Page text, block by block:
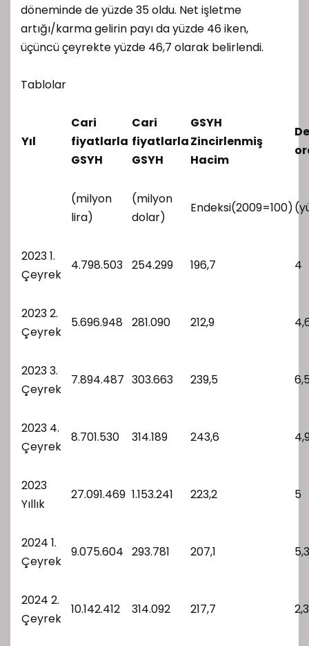
döneminde de yüzde 35 oldu. Net işletme
artığı/karma gelirin payı da yüzde 46 iken,
üçüncü çeyrekte yüzde 46,7 olarak belirlendi.
Tablolar
Yıl
Cari
fiyatlarla
GSYH
Cari
fiyatlarla
GSYH
GSYH
Zincirlenmiş
Hacim
(milyon
lira)
(milyon
dolar)
Endeksi(2009=100)
2023 1.
Çeyrek
4.798.503 254.299 196,7 4
2023 2.
Çeyrek
5.696.948 281.090 212,9
2023 3.
Çeyrek
7.894.487 303.663 239,5
2023 4.
Çeyrek
8.701.530 314.189 243,6
2023
Yıllık
27.091.469 1.153.241 223,2 5
2024 1.
Çeyrek
9.075.604 293.781 207,1 5,3
2024 2.
Çeyrek
10.142.412 314.092 217,7 2,3